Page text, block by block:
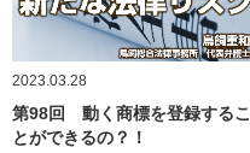
2023.03.28
第98回 動く商標を登録するこ
とができるの？！